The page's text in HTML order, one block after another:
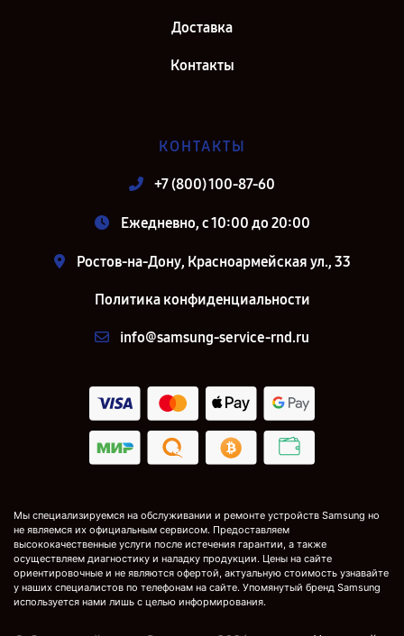
Доставка
Контакты
КОНТАКТЫ
+7 (800) 100-87-60
Ежедневно, с 10:00 до 20:00
Ростов-на-Дону, Красноармейская ул., 33
Политика конфиденциальности
info@samsung-service-rnd.ru
Мы специализируемся на обслуживании и ремонте устройств Samsung но
не являемся их официальным сервисом. Предоставляем
высококачественные услуги после истечения гарантии, а также
осуществляем диагностику и наладку продукции. Цены на сайте
ориентировочные и не являются офертой, актуальную стоимость узнавайте
у наших специалистов по телефонам на сайте. Упомянутый бренд Samsung
используется нами лишь с целью информирования.